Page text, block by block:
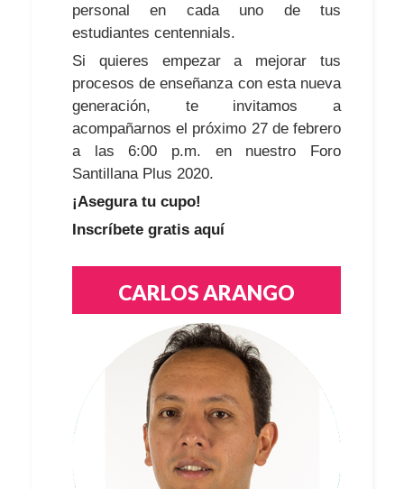
personal en cada uno de tus
estudiantes centennials.
Si quieres empezar a mejorar tus
procesos de enseñanza con esta nueva
generación, te invitamos a
acompañarnos el próximo 27 de febrero
a las 6:00 p.m. en nuestro Foro
Santillana Plus 2020.
¡Asegura tu cupo!
Inscríbete gratis aquí
CARLOS ARANGO